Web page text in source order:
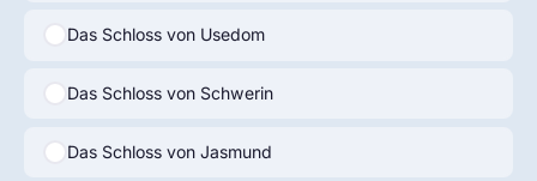
Das Schloss von Usedom
Das Schloss von Schwerin
Das Schloss von Jasmund